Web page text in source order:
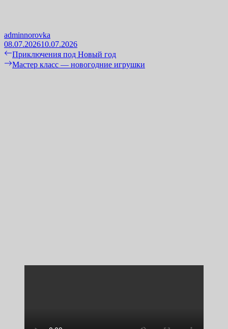
adminnorovka
08.07.202610.07.2026
Навигация
по
Previous
post:
Приключения под Новый год
Next
Мастер класс — новогодние игрушки